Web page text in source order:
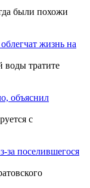
были похожи
жизнь на
воды тратите
объяснил
с
за поселившегося